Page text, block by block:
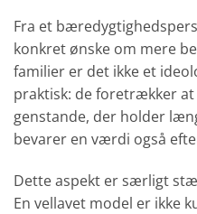
Fra et
konkret ønske om mere
familier er det ikke et
praktisk: de foretrækker
genstande, der holder
bevarer en værdi også
Dette aspekt er særligt
En vellavet model er ikke